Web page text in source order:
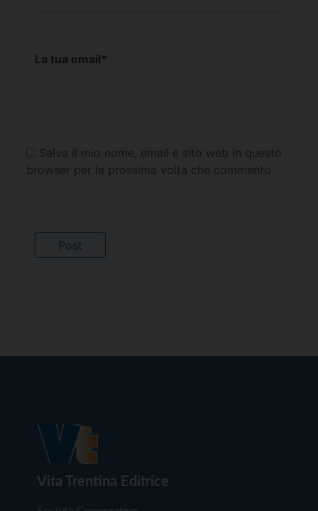
La tua email*
Salva il mio nome, email e sito web in questo
browser per la prossima volta che commento.
Vita Trentina Editrice